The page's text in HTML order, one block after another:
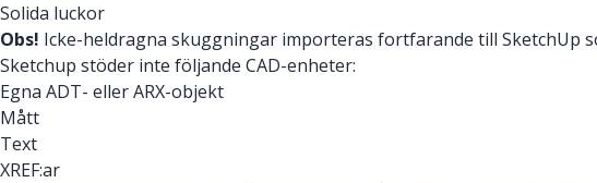
Solida luckor
Obs! Icke-heldragna skuggningar importeras fortfarande till SketchUp
Sketchup stöder inte följande CAD-enheter:
Egna ADT- eller ARX-objekt
Mått
Text
XREF:ar